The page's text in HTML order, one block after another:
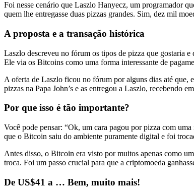
Foi nesse cenário que Laszlo Hanyecz, um programador
quem lhe entregasse duas pizzas grandes. Sim, dez mil
A proposta e a transação histórica
Laszlo descreveu no fórum os tipos de pizza que gostaria
Ele via os Bitcoins como uma forma interessante de
A oferta de Laszlo ficou no fórum por alguns dias até que,
pizzas na Papa John’s e as entregou a Laszlo, recebendo
Por que isso é tão importante?
Você pode pensar: “Ok, um cara pagou por pizza com
que o Bitcoin saiu do ambiente puramente digital e foi
Antes disso, o Bitcoin era visto por muitos apenas como
troca. Foi um passo crucial para que a criptomoeda
De US$41 a … Bem, muito mais!